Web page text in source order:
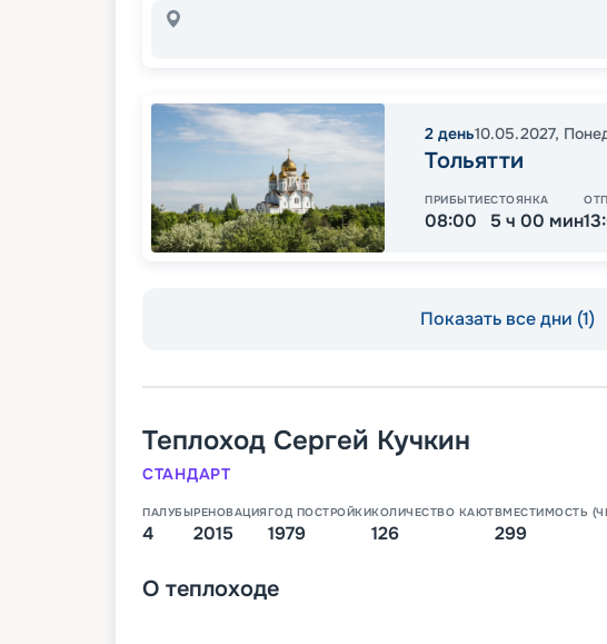
2 день10.05.2027,
Тольятти
ПРИБЫТИЕ
08:00
СТОЯНКА
5 ч 00 мин
Показать все дни (1)
Теплоход Сергей Кучкин
СТАНДАРТ
ПАЛУБЫ
4
РЕНОВАЦИЯ
2015
ГОД ПОСТРОЙКИ
1979
КОЛИЧЕСТВО КАЮТ
126
ВМЕСТИМОСТЬ
299
О теплоходе